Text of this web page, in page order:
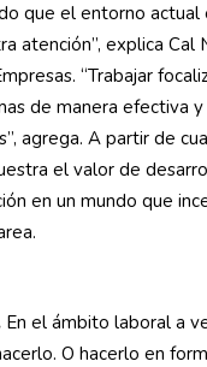
que el entorno
atención”, explica
“Trabajar
de manera efectiva
agrega. A partir de
el valor de
en un mundo que
En el ámbito laboral a
O hacerlo en